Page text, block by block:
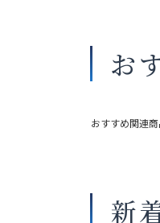
お
おすすめ関連商
新